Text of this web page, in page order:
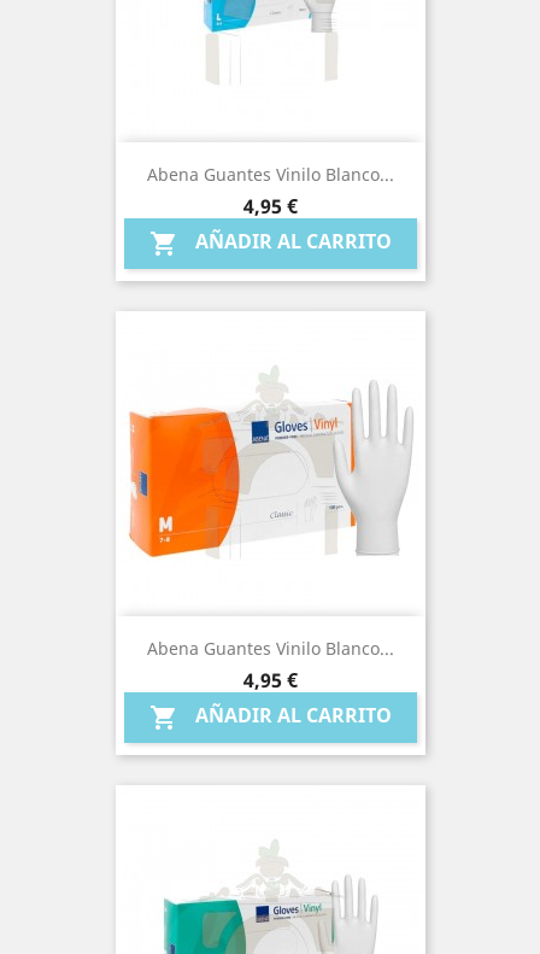
Abena Guantes Vinilo Blanco...
Precio
4,95 €
 AÑADIR AL CARRITO
Abena Guantes Vinilo Blanco...
Precio
4,95 €
 AÑADIR AL CARRITO